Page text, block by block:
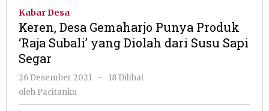
Produk
‘Raja
Diolah
Susu
Kabar Desa
Keren, Desa Gemaharjo Punya Produk
‘Raja Subali’ yang Diolah dari Susu Sapi
Segar
26 Desember 2021
oleh
-
18 Dilihat
oleh Pacitanku